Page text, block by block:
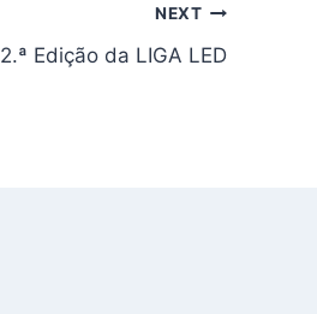
NEXT
2.ª Edição da LIGA LED